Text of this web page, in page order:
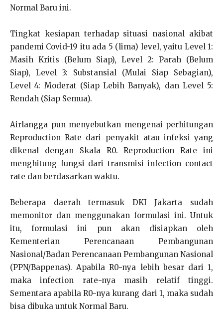
Normal Baru ini.
Tingkat kesiapan terhadap situasi nasional akibat
pandemi Covid-19 itu ada 5 (lima) level, yaitu Level 1:
Masih Kritis (Belum Siap), Level 2: Parah (Belum
Siap), Level 3: Substansial (Mulai Siap Sebagian),
Level 4: Moderat (Siap Lebih Banyak), dan Level 5:
Rendah (Siap Semua).
Airlangga pun menyebutkan mengenai perhitungan
Reproduction Rate dari penyakit atau infeksi yang
dikenal dengan Skala R0. Reproduction Rate ini
menghitung fungsi dari transmisi infection contact
rate dan berdasarkan waktu.
Beberapa daerah termasuk DKI Jakarta sudah
memonitor dan menggunakan formulasi ini. Untuk
itu, formulasi ini pun akan disiapkan oleh
Kementerian Perencanaan Pembangunan
Nasional/Badan Perencanaan Pembangunan Nasional
(PPN/Bappenas). Apabila R0-nya lebih besar dari 1,
maka infection rate-nya masih relatif tinggi.
Sementara apabila R0-nya kurang dari 1, maka sudah
bisa dibuka untuk Normal Baru.